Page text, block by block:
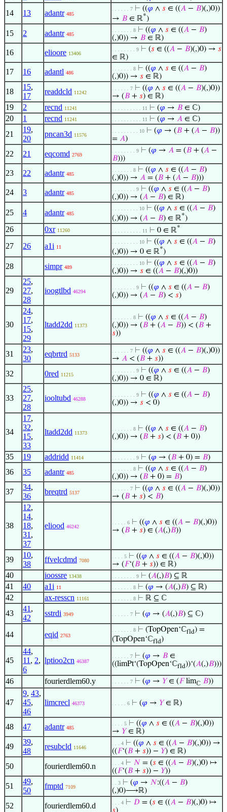
14 13 adantr 485
. . . . . . 7 ⊢ ((𝜑 ∧ 𝑠 ∈ ((𝐴 − 𝐵)(,)0))
→ 𝐵 ∈ ℝ*)
15 2 adantr 485
. . . . . . . 8 ⊢ ((𝜑 ∧ 𝑠 ∈ ((𝐴 − 𝐵)
(,)0)) → 𝐵 ∈ ℝ)
16 elioore 13406
. . . . . . . . 9 ⊢ (𝑠 ∈ ((𝐴 − 𝐵)(,)0) → 𝑠
∈ ℝ)
17 16 adantl 486
. . . . . . . 8 ⊢ ((𝜑 ∧ 𝑠 ∈ ((𝐴 − 𝐵)
(,)0)) → 𝑠 ∈ ℝ)
18
15,
17
readdcld 11242
. . . . . . 7 ⊢ ((𝜑 ∧ 𝑠 ∈ ((𝐴 − 𝐵)(,)0))
→ (𝐵 + 𝑠) ∈ ℝ)
19 2 recnd 11241 . . . . . . . . . . 11 ⊢ (𝜑 → 𝐵 ∈ ℂ)
20 1 recnd 11241 . . . . . . . . . . 11 ⊢ (𝜑 → 𝐴 ∈ ℂ)
21
19,
20
pncan3d 11576
. . . . . . . . . 10 ⊢ (𝜑 → (𝐵 + (𝐴 − 𝐵))
= 𝐴)
22 21 eqcomd 2769
. . . . . . . . 9 ⊢ (𝜑 → 𝐴 = (𝐵 + (𝐴 −
𝐵)))
23 22 adantr 485
. . . . . . . 8 ⊢ ((𝜑 ∧ 𝑠 ∈ ((𝐴 − 𝐵)
(,)0)) → 𝐴 = (𝐵 + (𝐴 − 𝐵)))
24 3 adantr 485
. . . . . . . . 9 ⊢ ((𝜑 ∧ 𝑠 ∈ ((𝐴 − 𝐵)
(,)0)) → (𝐴 − 𝐵) ∈ ℝ)
25 4 adantr 485
. . . . . . . . . 10 ⊢ ((𝜑 ∧ 𝑠 ∈ ((𝐴 − 𝐵)
(,)0)) → (𝐴 − 𝐵) ∈ ℝ*)
26 0xr 11260 . . . . . . . . . . 11 ⊢ 0 ∈ ℝ*
27 26 a1i 11
. . . . . . . . . 10 ⊢ ((𝜑 ∧ 𝑠 ∈ ((𝐴 − 𝐵)
(,)0)) → 0 ∈ ℝ*)
28 simpr 489
. . . . . . . . . 10 ⊢ ((𝜑 ∧ 𝑠 ∈ ((𝐴 − 𝐵)
(,)0)) → 𝑠 ∈ ((𝐴 − 𝐵)(,)0))
29
25,
27,
28
ioogtlbd 46294
. . . . . . . . 9 ⊢ ((𝜑 ∧ 𝑠 ∈ ((𝐴 − 𝐵)
(,)0)) → (𝐴 − 𝐵) < 𝑠)
30
24,
17,
15,
29
ltadd2dd 11373
. . . . . . . 8 ⊢ ((𝜑 ∧ 𝑠 ∈ ((𝐴 − 𝐵)
(,)0)) → (𝐵 + (𝐴 − 𝐵)) < (𝐵 +
𝑠))
31
23,
30
eqbrtrd 5133
. . . . . . 7 ⊢ ((𝜑 ∧ 𝑠 ∈ ((𝐴 − 𝐵)(,)0))
→ 𝐴 < (𝐵 + 𝑠))
32 0red 11215
. . . . . . . . 9 ⊢ ((𝜑 ∧ 𝑠 ∈ ((𝐴 − 𝐵)
(,)0)) → 0 ∈ ℝ)
33
25,
27,
28
iooltubd 46288
. . . . . . . . 9 ⊢ ((𝜑 ∧ 𝑠 ∈ ((𝐴 − 𝐵)
(,)0)) → 𝑠 < 0)
34
17,
32,
15,
33
ltadd2dd 11373
. . . . . . . 8 ⊢ ((𝜑 ∧ 𝑠 ∈ ((𝐴 − 𝐵)
(,)0)) → (𝐵 + 𝑠) < (𝐵 + 0))
35 19 addridd 11414 . . . . . . . . 9 ⊢ (𝜑 → (𝐵 + 0) = 𝐵)
36 35 adantr 485
. . . . . . . 8 ⊢ ((𝜑 ∧ 𝑠 ∈ ((𝐴 − 𝐵)
(,)0)) → (𝐵 + 0) = 𝐵)
37
34,
36
breqtrd 5137
. . . . . . 7 ⊢ ((𝜑 ∧ 𝑠 ∈ ((𝐴 − 𝐵)(,)0))
→ (𝐵 + 𝑠) < 𝐵)
38
12,
14,
18,
31 ,
37
eliood 46242
. . . . . 6 ⊢ ((𝜑 ∧ 𝑠 ∈ ((𝐴 − 𝐵)(,)0))
→ (𝐵 + 𝑠) ∈ (𝐴(,)𝐵))
39
10,
38
ffvelcdmd 7080
. . . . 5 ⊢ ((𝜑 ∧ 𝑠 ∈ ((𝐴 − 𝐵)(,)0))
→ (𝐹‘(𝐵 + 𝑠)) ∈ ℝ)
40 ioossre 13438 . . . . . . . . 9 ⊢ (𝐴(,)𝐵) ⊆ ℝ
41 40 a1i 11 . . . . . . . 8 ⊢ (𝜑 → (𝐴(,)𝐵) ⊆ ℝ)
42 ax-resscn 11161 . . . . . . . 8 ⊢ ℝ ⊆ ℂ
43
41 ,
42
sstrdi 3949 . . . . . . 7 ⊢ (𝜑 → (𝐴(,)𝐵) ⊆ ℂ)
44 eqid 2763
. . . . . . . 8 ⊢ (TopOpen‘ℂfld) =
(TopOpen‘ℂfld)
45
44,
11 , 2,
6
lptioo2cn 46387
. . . . . . 7 ⊢ (𝜑 → 𝐵 ∈
((limPt‘(TopOpen‘ℂfld))‘(𝐴(,)𝐵)))
46 fourierdlem60.y . . . . . . 7 ⊢ (𝜑 → 𝑌∈ (𝐹limℂ 𝐵))
47
9, 43,
45,
46
limcrecl 46373 . . . . . 6 ⊢ (𝜑 → 𝑌∈ ℝ)
48 47 adantr 485
. . . . 5 ⊢ ((𝜑 ∧ 𝑠 ∈ ((𝐴 − 𝐵)(,)0))
→ 𝑌∈ ℝ)
49
39,
48
resubcld 11646
. . . 4 ⊢ ((𝜑 ∧ 𝑠 ∈ ((𝐴 − 𝐵)(,)0)) →
((𝐹‘(𝐵 + 𝑠)) − 𝑌) ∈ ℝ)
50 fourierdlem60.n . . . 4 ⊢ 𝑁 = (𝑠 ∈ ((𝐴 − 𝐵)(,)0) ↦
((𝐹‘(𝐵 + 𝑠)) − 𝑌))
51
49,
50
fmptd 7109
. . 3 ⊢ (𝜑 → 𝑁:((𝐴 − 𝐵)
(,)0)⟶ℝ)
52 fourierdlem60.d . . . 4 ⊢ 𝐷 = (𝑠 ∈ ((𝐴 − 𝐵)(,)0) ↦